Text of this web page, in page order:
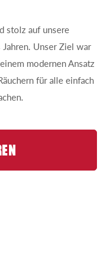
stolz auf unsere
Unser Ziel war
modernen Ansatz
für alle einfach